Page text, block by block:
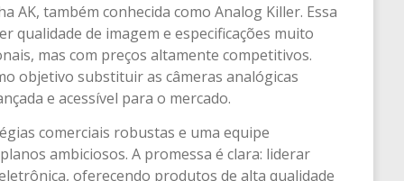
AK, também conhecida como Analog Killer. Essa
qualidade de imagem e especificações muito
mas com preços altamente competitivos.
objetivo substituir as câmeras analógicas
e acessível para o mercado.
comerciais robustas e uma equipe
ambiciosos. A promessa é clara: liderar
oferecendo produtos de alta qualidade